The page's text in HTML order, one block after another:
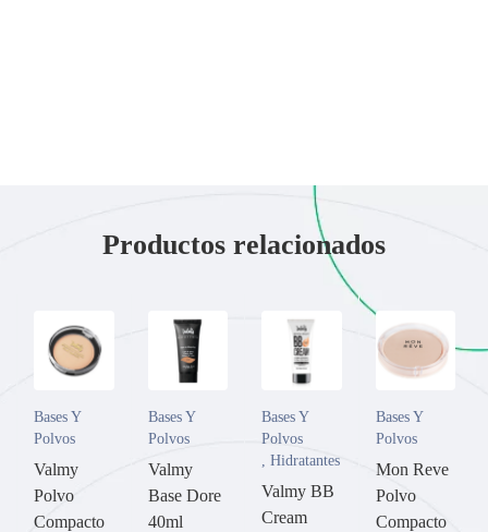
Productos relacionados
Bases Y
Polvos
Valmy
Polvo
Compacto
Bases Y
Polvos
Valmy
Base Dore
40ml
Bases Y
Polvos
, Hidratantes
Valmy BB
Cream
Bases Y
Polvos
Mon Reve
Polvo
Compacto